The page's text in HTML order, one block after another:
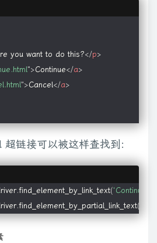
you want to do this?</p>
">Continue</a>
">Cancel</a>
链接可以被这样查找到:
.find_element_by_link_text('Continue'
.find_element_by_partial_link_text(